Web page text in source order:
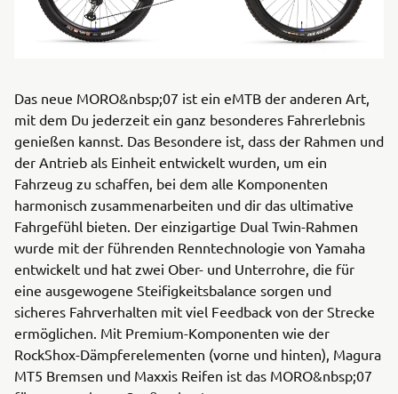
Das neue MORO&nbsp;07 ist ein eMTB der anderen Art,
mit dem Du jederzeit ein ganz besonderes Fahrerlebnis
genießen kannst. Das Besondere ist, dass der Rahmen und
der Antrieb als Einheit entwickelt wurden, um ein
Fahrzeug zu schaffen, bei dem alle Komponenten
harmonisch zusammenarbeiten und dir das ultimative
Fahrgefühl bieten. Der einzigartige Dual Twin-Rahmen
wurde mit der führenden Renntechnologie von Yamaha
entwickelt und hat zwei Ober- und Unterrohre, die für
eine ausgewogene Steifigkeitsbalance sorgen und
sicheres Fahrverhalten mit viel Feedback von der Strecke
ermöglichen. Mit Premium-Komponenten wie der
RockShox-Dämpferelementen (vorne und hinten), Magura
MT5 Bremsen und Maxxis Reifen ist das MORO&nbsp;07